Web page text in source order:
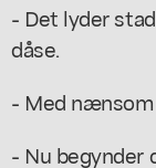
- Det lyder
dåse.
- Med
- Nu begynder